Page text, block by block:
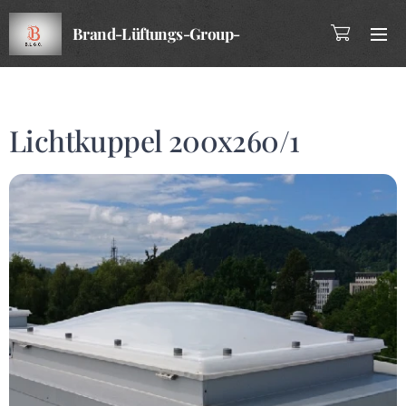
Brand-Lüftungs-Group-
Lichtkuppel 200x260/1